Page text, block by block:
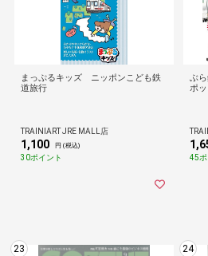
まっぷるキッズ ニッポンこども鉄
道旅行
TRAINIART JRE MALL店
1,100 円 (税込)
30ポイント
ぶ
ポ
45ポ
23 24